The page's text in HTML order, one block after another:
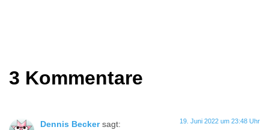
3 Kommentare
Dennis Becker sagt: 19. Juni 2022 um 23:48 Uhr